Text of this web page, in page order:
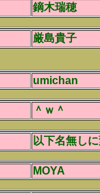
鏑木瑞穂
厳島貴子
umichan
＾ｗ＾
以下名無し
MOYA